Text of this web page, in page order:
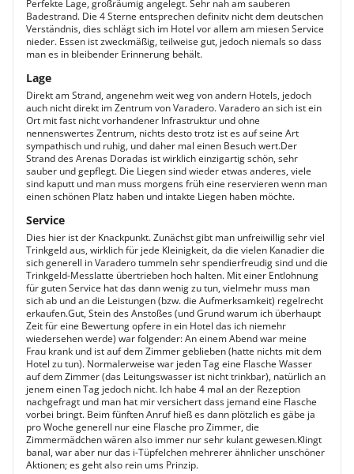
Perfekte Lage, großräumig angelegt. Sehr nah am sauberen
Badestrand. Die 4 Sterne entsprechen definitv nicht dem deutschen
Verständnis, dies schlägt sich im Hotel vor allem am miesen Service
nieder. Essen ist zweckmäßig, teilweise gut, jedoch niemals so dass
man es in bleibender Erinnerung behält.
Lage
Direkt am Strand, angenehm weit weg von andern Hotels, jedoch
auch nicht direkt im Zentrum von Varadero. Varadero an sich ist ein
Ort mit fast nicht vorhandener Infrastruktur und ohne
nennenswertes Zentrum, nichts desto trotz ist es auf seine Art
sympathisch und ruhig, und daher mal einen Besuch wert.Der
Strand des Arenas Doradas ist wirklich einzigartig schön, sehr
sauber und gepflegt. Die Liegen sind wieder etwas anderes, viele
sind kaputt und man muss morgens früh eine reservieren wenn man
einen schönen Platz haben und intakte Liegen haben möchte.
Service
Dies hier ist der Knackpunkt. Zunächst gibt man unfreiwillig sehr viel
Trinkgeld aus, wirklich für jede Kleinigkeit, da die vielen Kanadier die
sich generell in Varadero tummeln sehr spendierfreudig sind und die
Trinkgeld-Messlatte übertrieben hoch halten. Mit einer Entlohnung
für guten Service hat das dann wenig zu tun, vielmehr muss man
sich ab und an die Leistungen (bzw. die Aufmerksamkeit) regelrecht
erkaufen.Gut, Stein des Anstoßes (und Grund warum ich überhaupt
Zeit für eine Bewertung opfere in ein Hotel das ich niemehr
wiedersehen werde) war folgender: An einem Abend war meine
Frau krank und ist auf dem Zimmer geblieben (hatte nichts mit dem
Hotel zu tun). Normalerweise war jeden Tag eine Flasche Wasser
auf dem Zimmer (das Leitungswasser ist nicht trinkbar), natürlich an
jenem einen Tag jedoch nicht. Ich habe 4 mal an der Rezeption
nachgefragt und man hat mir versichert dass jemand eine Flasche
vorbei bringt. Beim fünften Anruf hieß es dann plötzlich es gäbe ja
pro Woche generell nur eine Flasche pro Zimmer, die
Zimmermädchen wären also immer nur sehr kulant gewesen.Klingt
banal, war aber nur das i-Tüpfelchen mehrerer ähnlicher unschöner
Aktionen; es geht also rein ums Prinzip.